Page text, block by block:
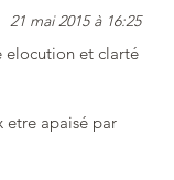
21 mai 2015 à 16:25
elocution et clarté
etre apaisé par